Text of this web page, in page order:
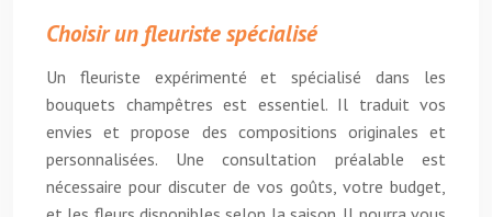
Choisir un fleuriste spécialisé
Un fleuriste expérimenté et spécialisé dans les
bouquets champêtres est essentiel. Il traduit vos
envies et propose des compositions originales et
personnalisées. Une consultation préalable est
nécessaire pour discuter de vos goûts, votre budget,